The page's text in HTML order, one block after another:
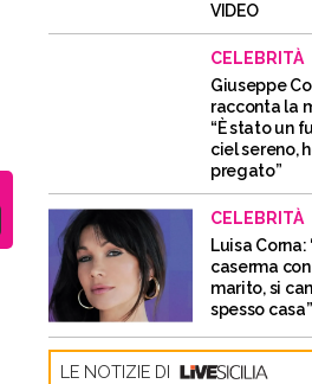
VIDEO
CELEBRITÀ
Giuseppe
racconta la
“È stato un
ciel sereno,
pregato”
CELEBRITÀ
Luisa Corna:
caserma
marito, si
spesso casa”
LE NOTIZIE DI